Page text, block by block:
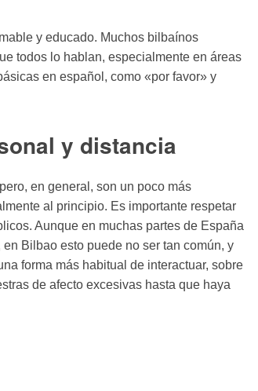
y educado. Muchos bilbaínos
todos lo hablan, especialmente en áreas
en español, como «por favor» y
y distancia
en general, son un poco más
al principio. Es importante respetar
Aunque en muchas partes de España
Bilbao esto puede no ser tan común, y
forma más habitual de interactuar, sobre
de afecto excesivas hasta que haya